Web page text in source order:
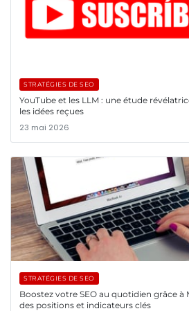
STRATÉGIES DE SEO
YouTube et les LLM : une étude
les idées reçues
23 mai 2026
STRATÉGIES DE SEO
Boostez votre SEO au quotidien grâce à
des positions et indicateurs clés